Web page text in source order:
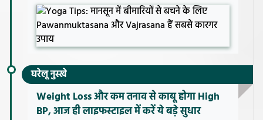
घरेलू नुस्खे
Weight Loss और कम तनाव से काबू होगा High
BP, आज ही लाइफस्टाइल में करें ये बड़े सुधार